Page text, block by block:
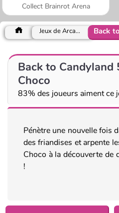
Collect Brainrot Arena
Jeux de Arcade
Back to Candyland
Choco
83% des joueurs aiment ce
Pénètre une nouvelle fois
des friandises et arpente
Choco à la découverte de
!